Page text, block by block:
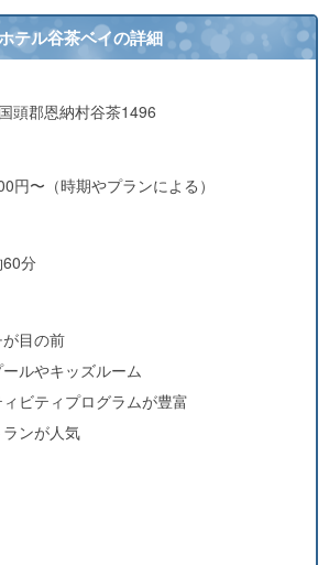
テル谷茶ベイの詳細
頭郡恩納村谷茶1496
円〜（時期やプランによる）
分
が目の前
ルやキッズルーム
ビティプログラムが豊富
ランが人気